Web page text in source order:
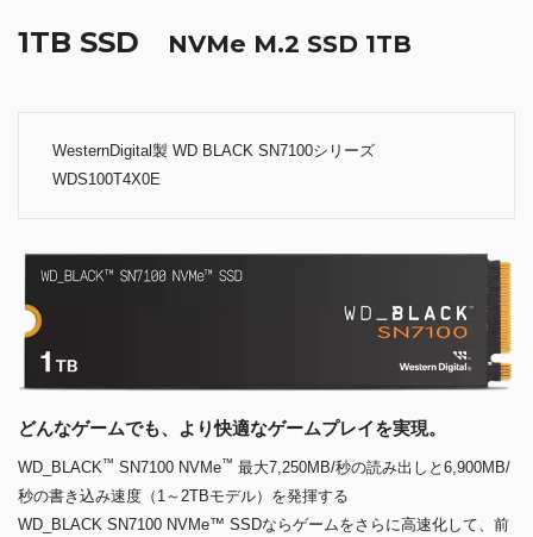
1TB SSD NVMe M.2 SSD 1TB
WesternDigital製 WD BLACK SN7100シリーズ
WDS100T4X0E
どんなゲームでも、より快適なゲームプレイを実現。
WD_BLACK™ SN7100 NVMe™ 最大7,250MB/秒の読み出しと6,900MB/
秒の書き込み速度（1～2TBモデル）を発揮する
WD_BLACK SN7100 NVMe™ SSDならゲームをさらに高速化して、前